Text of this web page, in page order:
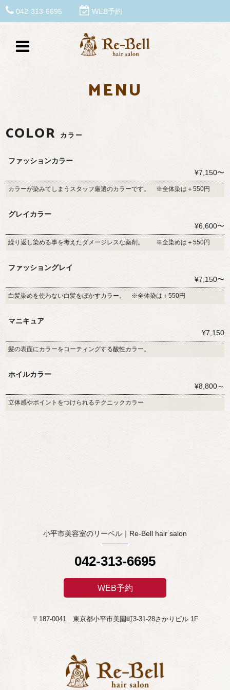
042-313-6695 WEB予約
MENU
COLOR カラー
ファッションカラー
¥7,150〜
カラーが染みてしまうスタッフ厳選のカラーです。 ※全体染は＋550円
グレイカラー
¥6,600〜
繰り返し染める事を考えたダメージレスな薬剤。 ※全染めは＋550円
ファッショングレイ
¥7,150〜
白髪染めを使わない白髪をぼかすカラー。 ※全体染は＋550円
マニキュア
¥7,150
髪の表面にカラーをコーティングする酸性カラー。
ホイルカラー
¥8,800～
立体感やポイントをつけられるテクニックカラー
小平市美容室のリーベル｜Re-Bell hair salon
042-313-6695
WEB予約
〒187-0041 東京都小平市美園町3-31-28さかりビル 1F